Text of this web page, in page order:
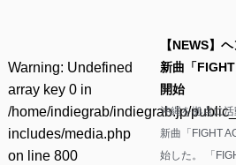
Warning: Undefined
array key 0 in
/home/indiegrab/indiegrab.jp/
includes/media.php
on line 800
【NEWS】
新曲「
開始
沖縄を拠点に活
新曲「FIGHT
始した。 「